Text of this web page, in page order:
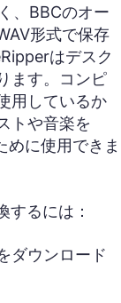
、BBCのオー
形式で保存
はデスク
ます。コンピ
用しているか
トや音楽を
めに使用できま
るには：
ダウンロード